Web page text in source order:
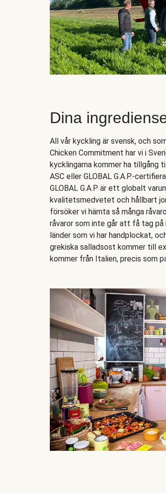
Dina
All vår kyckling är svensk, och
Chicken Commitment har vi i
kycklingarna kommer ha tillgång
ASC eller GLOBAL G.A.P.-
GLOBAL G.A.P är ett globalt
kvalitetsmedvetet och hållbart
försöker vi hämta så många
råvaror som inte går att få tag på
länder som vi har handplockat,
grekiska salladsost kommer till
kommer från Italien, precis som